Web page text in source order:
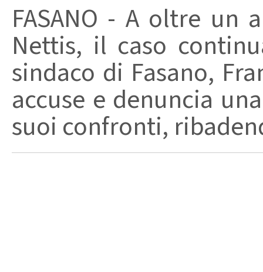
FASANO - A oltre un
Nettis, il caso
sindaco di Fasano,
accuse e denuncia
suoi confronti,